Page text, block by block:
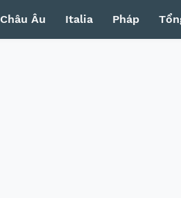
Châu Âu Italia Pháp